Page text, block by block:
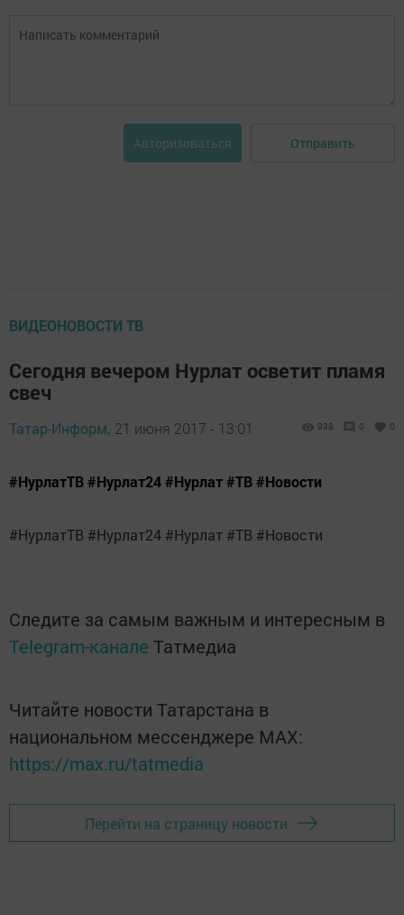
Авторизоваться Отправить
ВИДЕОНОВОСТИ ТВ
Сегодня вечером Нурлат осветит пламя
свеч
Татар-Информ, 21 июня 2017 - 13:01 938 0 0
#НурлатТВ #Нурлат24 #Нурлат #ТВ #Новости
#НурлатТВ #Нурлат24 #Нурлат #ТВ #Новости
Следите за самым важным и интересным в
Telegram-канале Татмедиа
Читайте новости Татарстана в
национальном мессенджере MАХ:
https://max.ru/tatmedia
Перейти на страницу новости